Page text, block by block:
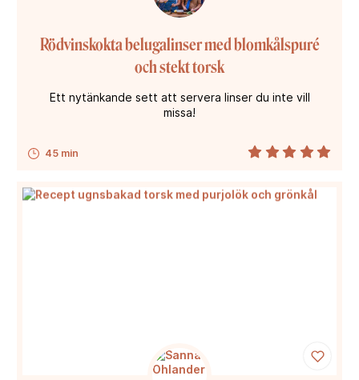
45 min
Rödvinskokta belugalinser med blomkålspuré
och stekt torsk
Ett nytänkande sett att servera linser du inte vill
missa!